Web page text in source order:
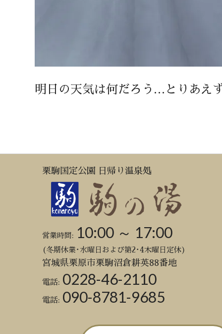
明日の天気は何だろう…とりあえ
栗駒国定公園 日帰り温泉処
営業時間: 10:00 ～ 17:00
(冬期休業･水曜日および第2･4木曜日定休)
宮城県栗原市栗駒沼倉耕英88番地
電話: 0228-46-2110
電話: 090-8781-9685